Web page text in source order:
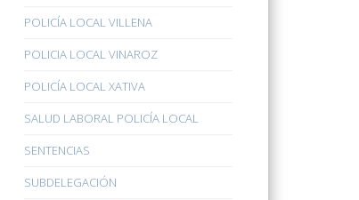
POLICÍA LOCAL VILLENA
POLICIA LOCAL VINAROZ
POLICÍA LOCAL XATIVA
SALUD LABORAL POLICÍA LOCAL
SENTENCIAS
SUBDELEGACIÓN